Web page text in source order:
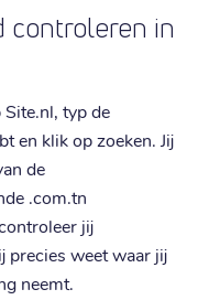
controleren in
Site.nl, typ de
en klik op zoeken. Jij
de
.com.tn
jij
precies weet waar jij
neemt.